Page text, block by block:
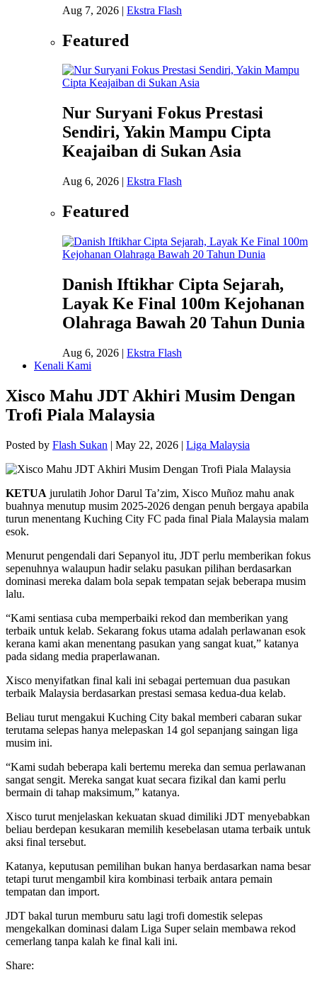
Aug 7, 2026 | Ekstra Flash
Featured
Nur Suryani Fokus Prestasi
Sendiri, Yakin Mampu Cipta
Keajaiban di Sukan Asia
Aug 6, 2026 | Ekstra Flash
Featured
Danish Iftikhar Cipta Sejarah,
Layak Ke Final 100m Kejohanan
Olahraga Bawah 20 Tahun Dunia
Aug 6, 2026 | Ekstra Flash
Kenali Kami
Xisco Mahu JDT Akhiri Musim Dengan
Trofi Piala Malaysia
Posted by Flash Sukan | May 22, 2026 | Liga Malaysia
KETUA jurulatih Johor Darul Ta’zim, Xisco Muñoz mahu anak
buahnya menutup musim 2025-2026 dengan penuh bergaya apabila
turun menentang Kuching City FC pada final Piala Malaysia malam
esok.
Menurut pengendali dari Sepanyol itu, JDT perlu memberikan fokus
sepenuhnya walaupun hadir selaku pasukan pilihan berdasarkan
dominasi mereka dalam bola sepak tempatan sejak beberapa musim
lalu.
“Kami sentiasa cuba memperbaiki rekod dan memberikan yang
terbaik untuk kelab. Sekarang fokus utama adalah perlawanan esok
kerana kami akan menentang pasukan yang sangat kuat,” katanya
pada sidang media praperlawanan.
Xisco menyifatkan final kali ini sebagai pertemuan dua pasukan
terbaik Malaysia berdasarkan prestasi semasa kedua-dua kelab.
Beliau turut mengakui Kuching City bakal memberi cabaran sukar
terutama selepas hanya melepaskan 14 gol sepanjang saingan liga
musim ini.
“Kami sudah beberapa kali bertemu mereka dan semua perlawanan
sangat sengit. Mereka sangat kuat secara fizikal dan kami perlu
bermain di tahap maksimum,” katanya.
Xisco turut menjelaskan kekuatan skuad dimiliki JDT menyebabkan
beliau berdepan kesukaran memilih kesebelasan utama terbaik untuk
aksi final tersebut.
Katanya, keputusan pemilihan bukan hanya berdasarkan nama besar
tetapi turut mengambil kira kombinasi terbaik antara pemain
tempatan dan import.
JDT bakal turun memburu satu lagi trofi domestik selepas
mengekalkan dominasi dalam Liga Super selain membawa rekod
cemerlang tanpa kalah ke final kali ini.
Share: